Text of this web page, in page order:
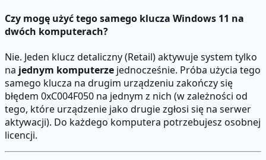
Czy mogę użyć tego samego klucza Windows 11 na
dwóch komputerach?
Nie. Jeden klucz detaliczny (Retail) aktywuje system tylko
na jednym komputerze jednocześnie. Próba użycia tego
samego klucza na drugim urządzeniu zakończy się
błędem 0xC004F050 na jednym z nich (w zależności od
tego, które urządzenie jako drugie zgłosi się na serwer
aktywacji). Do każdego komputera potrzebujesz osobnej
licencji.